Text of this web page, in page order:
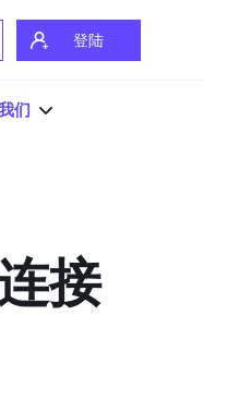
登陆
们
接